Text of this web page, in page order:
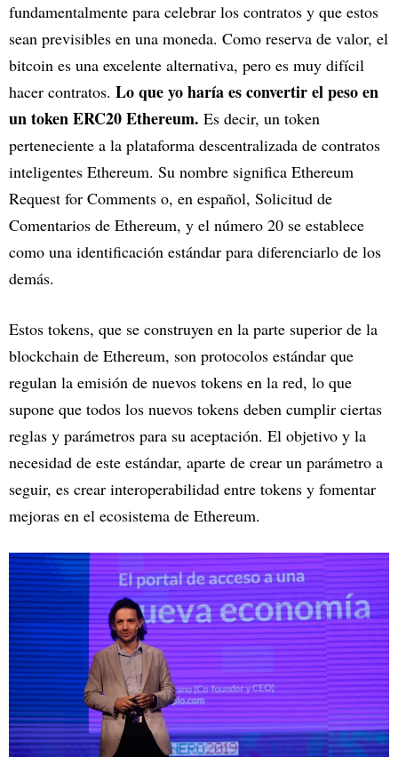
fundamentalmente para celebrar los contratos y que estos
sean previsibles en una moneda. Como reserva de valor, el
bitcoin es una excelente alternativa, pero es muy difícil
hacer contratos. Lo que yo haría es convertir el peso en
un token ERC20 Ethereum. Es decir, un token
perteneciente a la plataforma descentralizada de contratos
inteligentes Ethereum. Su nombre significa Ethereum
Request for Comments o, en español, Solicitud de
Comentarios de Ethereum, y el número 20 se establece
como una identificación estándar para diferenciarlo de los
demás.
Estos tokens, que se construyen en la parte superior de la
blockchain de Ethereum, son protocolos estándar que
regulan la emisión de nuevos tokens en la red, lo que
supone que todos los nuevos tokens deben cumplir ciertas
reglas y parámetros para su aceptación. El objetivo y la
necesidad de este estándar, aparte de crear un parámetro a
seguir, es crear interoperabilidad entre tokens y fomentar
mejoras en el ecosistema de Ethereum.